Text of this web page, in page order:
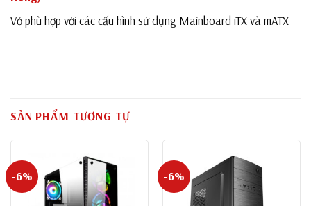
Vỏ phù hợp với các cấu hình sử dụng Mainboard iTX và mATX
SẢN PHẨM TƯƠNG TỰ
-6% -6%